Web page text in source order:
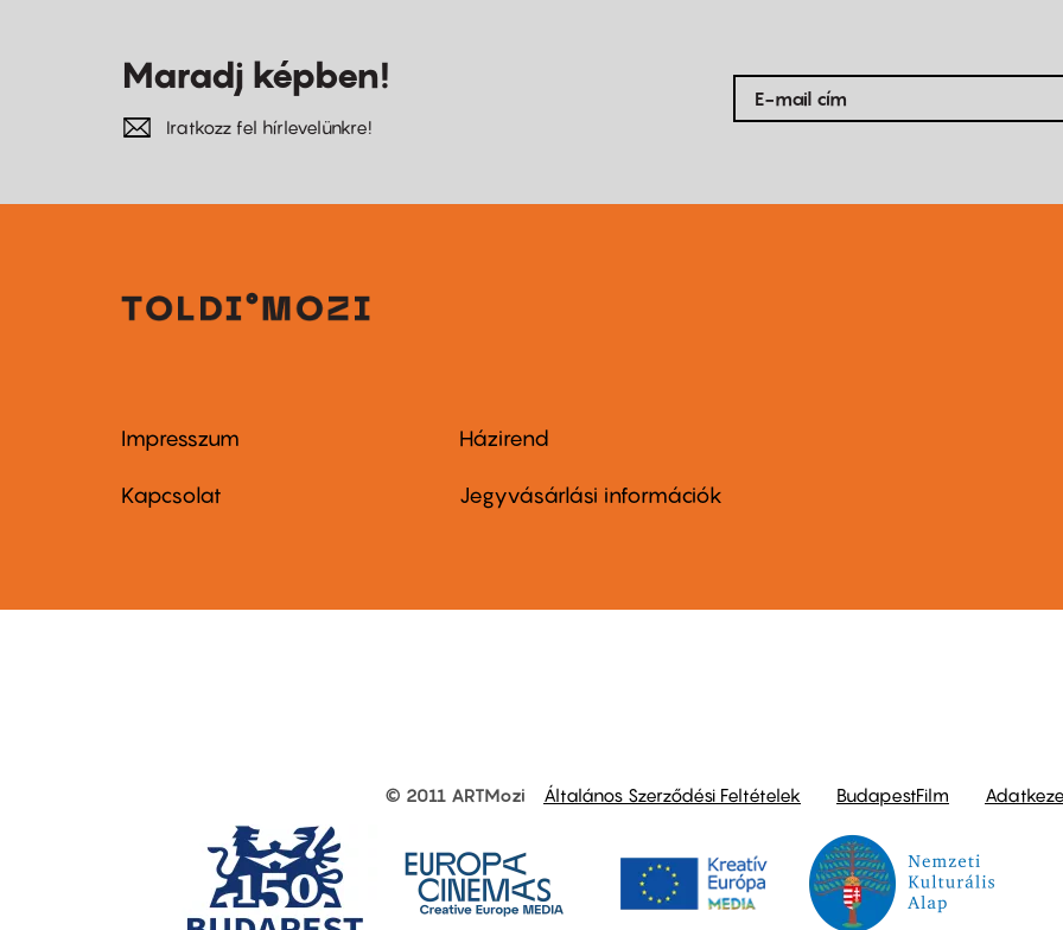
Maradj képben!
Iratkozz fel hírlevelünkre!
Footer
menu
Impresszum
Kapcsolat
Footer
menu
Házirend
Jegyvásárlási információk
other
© 2011 ARTMozi Általános Szerződési Feltételek BudapestFilm